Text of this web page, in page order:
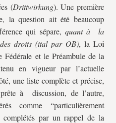
(Drittwirkung). Une première
la question ait été beaucoup
qui sépare, quant à la
droits (ital par OB), la Loi
Fédérale et le Préambule de la
en vigueur par l’actuelle
une liste complète et précise,
à discussion, de l’autre,
comme “particulièrement
par un rappel de la